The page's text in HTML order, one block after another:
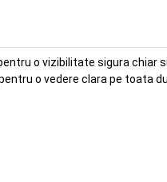
o vizibilitate sigura chiar
o vedere clara pe toata